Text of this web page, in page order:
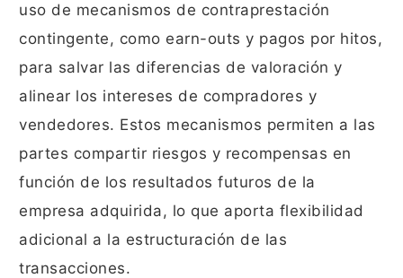
uso de mecanismos de contraprestación
contingente, como earn-outs y pagos por hitos,
para salvar las diferencias de valoración y
alinear los intereses de compradores y
vendedores. Estos mecanismos permiten a las
partes compartir riesgos y recompensas en
función de los resultados futuros de la
empresa adquirida, lo que aporta flexibilidad
adicional a la estructuración de las
transacciones.